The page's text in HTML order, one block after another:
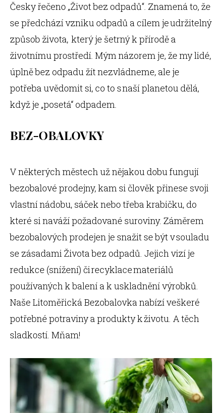
Česky řečeno „Život bez odpadů“. Znamená to, že
se předchází vzniku odpadů a cílem je udržitelný
způsob života, který je šetrný k přírodě a
životnímu prostředí. Mým názorem je, že my lidé,
úplně bez odpadu žít nezvládneme, ale je
potřeba uvědomit si, co to s naší planetou dělá,
když je „posetá“ odpadem.
BEZ-OBALOVKY
V některých městech už nějakou dobu fungují
bezobalové prodejny, kam si člověk přinese svoji
vlastní nádobu, sáček nebo třeba krabičku, do
které si naváží požadované suroviny. Záměrem
bezobalových prodejen je snažit se být v souladu
se zásadami Života bez odpadů. Jejich vizí je
redukce (snížení) či recyklace materiálů
používaných k balení a k uskladnění výrobků.
Naše Litoměřická Bezobalovka nabízí veškeré
potřebné potraviny a produkty k životu. A těch
sladkostí. Mňam!